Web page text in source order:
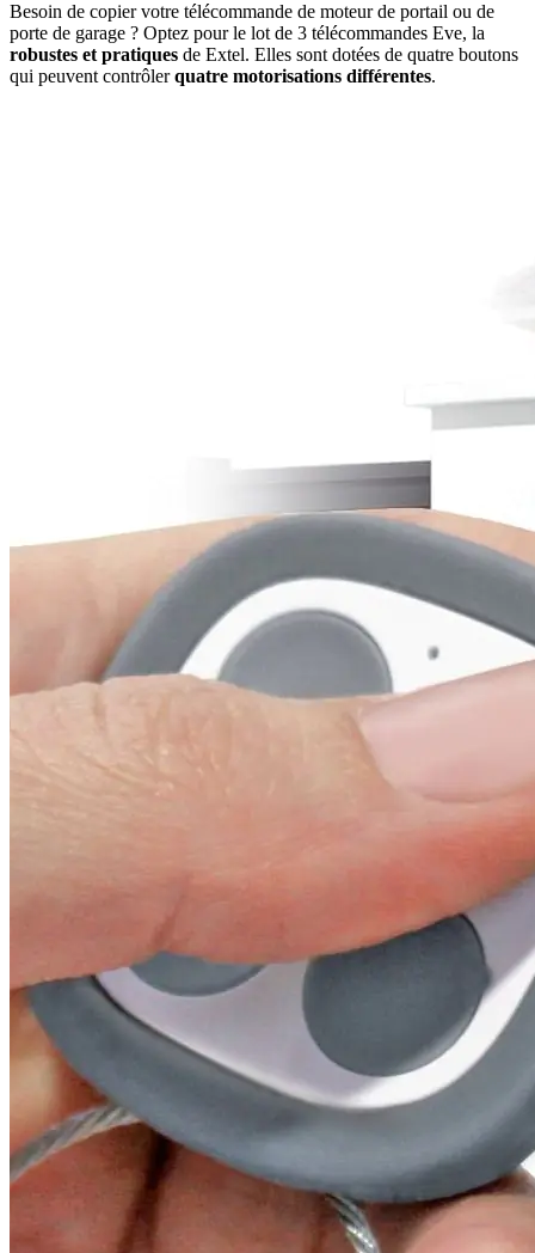
Besoin de copier votre télécommande de moteur de portail ou de
porte de garage ? Optez pour le lot de 3 télécommandes Eve, la
robustes et pratiques de Extel. Elles sont dotées de quatre boutons
qui peuvent contrôlerquatre motorisations différentes.